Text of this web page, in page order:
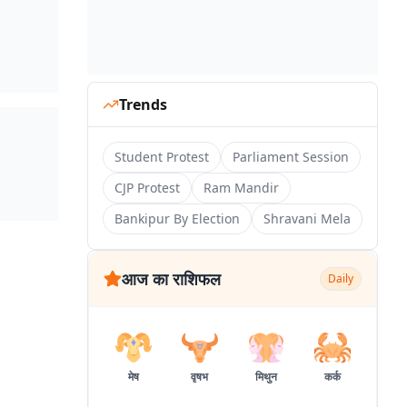
Trends
Student Protest
Parliament Session
CJP Protest
Ram Mandir
Bankipur By Election
Shravani Mela
आज का राशिफल Daily
मेष वृषभ मिथुन कर्क